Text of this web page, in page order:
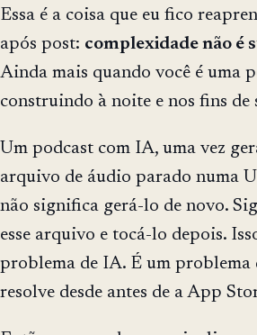
Essa é a coisa que eu fico
após post: complexidade não é
Ainda mais quando você é uma
construindo à noite e nos fins de
Um podcast com IA, uma vez
arquivo de áudio parado numa
não significa gerá-lo de novo.
esse arquivo e tocá-lo depois.
problema de IA. É um problema
resolve desde antes de a App